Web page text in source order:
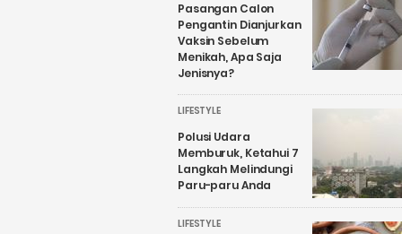
Pasangan Calon
Pengantin Dianjurkan
Vaksin Sebelum
Menikah, Apa Saja
Jenisnya?
LIFESTYLE
Polusi Udara
Memburuk, Ketahui 7
Langkah Melindungi
Paru-paru Anda
LIFESTYLE